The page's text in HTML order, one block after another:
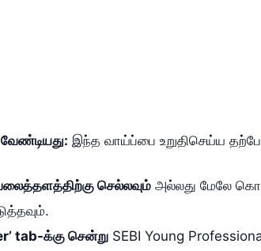
இந்த வாய்ப்பை உறுதிசெய்ய
செல்லவும் அல்லது மேலே
tab-க்கு சென்று SEBI Young